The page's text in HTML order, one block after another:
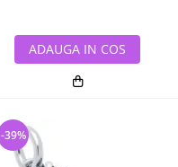
ADAUGA IN COS
-39%